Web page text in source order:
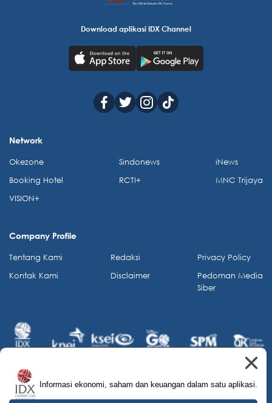
Informasi ekonomi, saham dan keuangan dalam satu aplikasi.
Download aplikasi IDX Channel
Network
Okezone
Booking Hotel
VISION+
Sindonews
RCTI+
iNews
MNC Trijaya
Company Profile
Tentang Kami
Kontak Kami
Redaksi
Disclaimer
Privacy Policy
Pedoman Media
Siber
© 2026 IDX Channel. All Rights Reserved.